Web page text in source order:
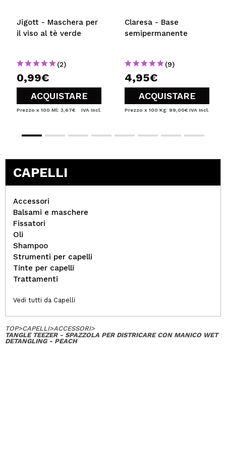
Jigott - Maschera per
il viso al tè verde
(2)
0,99€
ACQUISTARE
Prezzo x 100 Ml: 3,67€ IVA Incl.
Claresa - Base
semipermanente
(9)
4,95€
ACQUISTARE
Prezzo x 100 Kg: 99,00€ IVA Incl.
CAPELLI
Accessori
Balsami e maschere
Fissatori
Oli
Shampoo
Strumenti per capelli
Tinte per capelli
Trattamenti
Vedi tutti da Capelli
TOP>CAPELLI>ACCESSORI>
TANGLE TEEZER - SPAZZOLA PER DISTRICARE CON MANICO WET
DETANGLING - PEACH